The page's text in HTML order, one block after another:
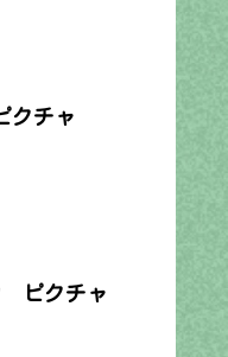
クチャ
ピクチャ